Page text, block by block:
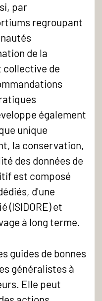
par
regroupant
de la
collective de
également
unique
la conservation,
des données de
est composé
d'une
(ISIDORE) et
à long terme.
guides de bonnes
généralistes à
Elle peut